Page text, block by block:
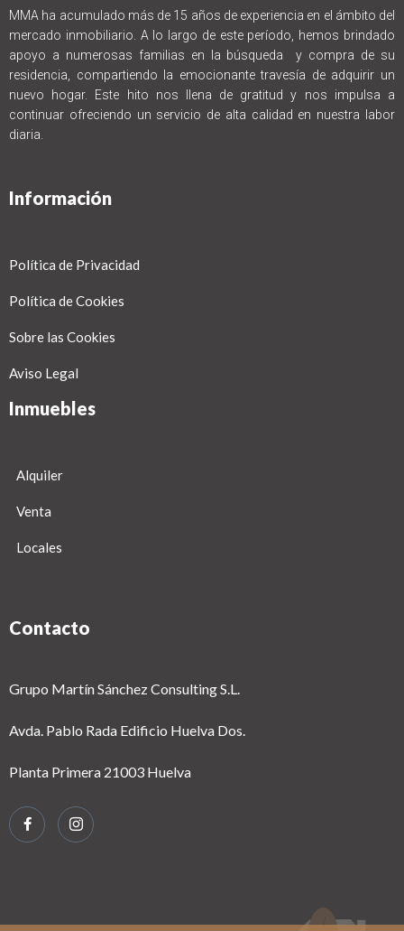
MMA ha acumulado más de 15 años de experiencia en el ámbito del
mercado inmobiliario. A lo largo de este período, hemos brindado
apoyo a numerosas familias en la búsqueda y compra de su
residencia, compartiendo la emocionante travesía de adquirir un
nuevo hogar. Este hito nos llena de gratitud y nos impulsa a
continuar ofreciendo un servicio de alta calidad en nuestra labor
diaria.
Información
Política de Privacidad
Política de Cookies
Sobre las Cookies
Aviso Legal
Inmuebles
Alquiler
Venta
Locales
Contacto
Grupo Martín Sánchez Consulting S.L.
Avda. Pablo Rada Edificio Huelva Dos.
Planta Primera 21003 Huelva